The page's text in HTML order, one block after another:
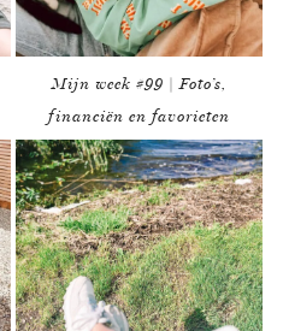
Mijn week #99 | Foto’s,
financiën en favorieten